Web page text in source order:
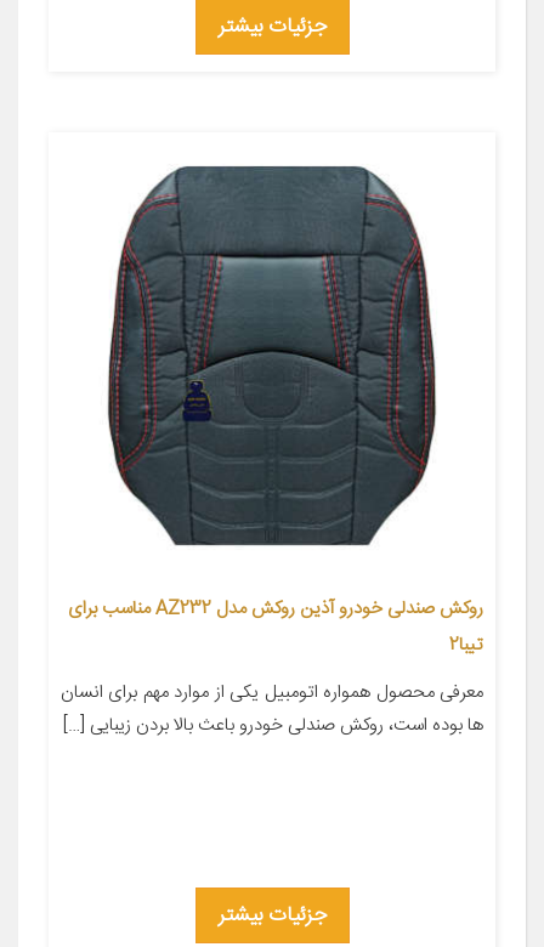
جزئیات بیشتر
روکش صندلی خودرو آذین روکش مدل AZ232 مناسب برای
تیبا2
معرفی محصول همواره اتومبیل یکی از موارد مهم برای انسان
ها بوده است، روکش صندلی خودرو باعث بالا بردن زیبایی […]
جزئیات بیشتر